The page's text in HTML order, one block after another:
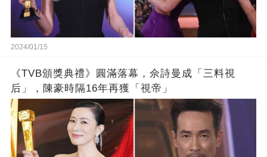
2024/01/15
《TVB頒獎典禮》圓滿落幕，佘詩曼成「三料視
后」，陳豪時隔16年再獲「視帝」